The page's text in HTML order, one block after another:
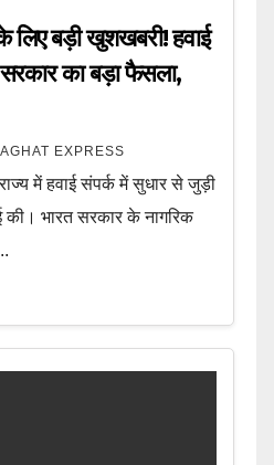
लिए बड़ी खुशखबरी! हवाई
का बड़ा फैसला,
EXPRESS
में हवाई संपर्क में सुधार से जुड़ी
की। भारत सरकार के नागरिक